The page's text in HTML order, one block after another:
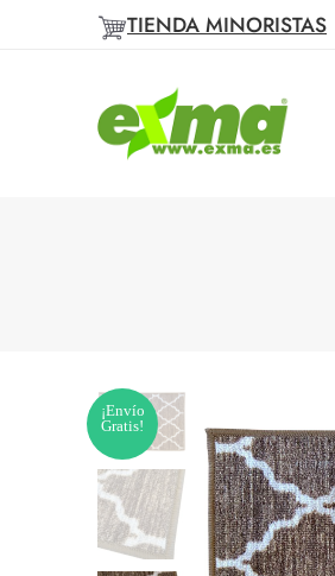
TIENDA MINORISTAS
¡Envío
Gratis!